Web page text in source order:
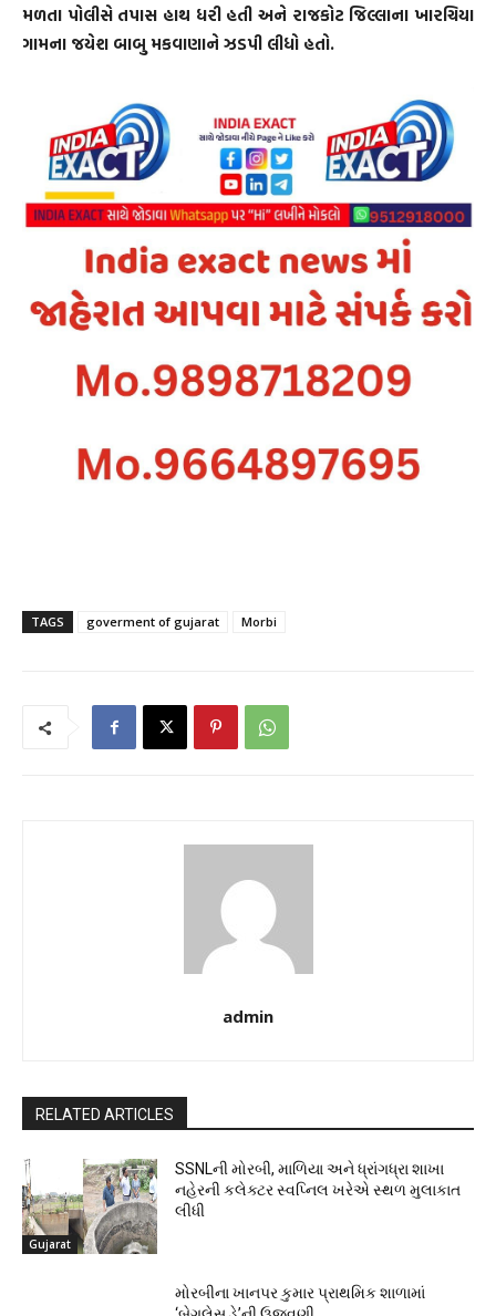
મળતા પોલીસે તપાસ હાથ ધરી હતી અને રાજકોટ જિલ્લાના ખારચિયા
ગામના જયેશ બાબુ મકવાણાને ઝડપી લીધો હતો.
TAGS goverment of gujarat Morbi
admin
RELATED ARTICLES
Gujarat
SSNLની મોરબી, માળિયા અને ધ્રાંગધ્રા શાખા
નહેરની કલેક્ટર સ્વપ્નિલ ખરેએ સ્થળ મુલાકાત
લીધી
મોરબીના ખાનપર કુમાર પ્રાથમિક શાળામાં